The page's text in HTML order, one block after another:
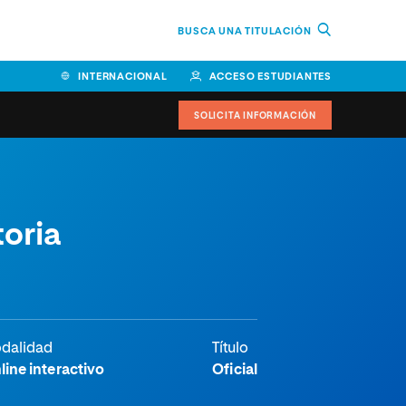
BUSCA UNA TITULACIÓN
INTERNACIONAL ACCESO ESTUDIANTES
SOLICITA INFORMACIÓN
interactivo
Título
Oficial